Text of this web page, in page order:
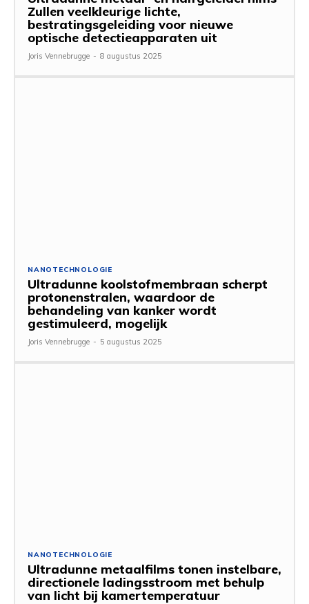
Zullen veelkleurige lichte,
bestratingsgeleiding voor nieuwe
optische detectieapparaten uit
Joris Vennebrugge - 8 augustus 2025
NANOTECHNOLOGIE
Ultradunne koolstofmembraan scherpt
protonenstralen, waardoor de
behandeling van kanker wordt
gestimuleerd, mogelijk
Joris Vennebrugge - 5 augustus 2025
NANOTECHNOLOGIE
Ultradunne metaalfilms tonen instelbare,
directionele ladingsstroom met behulp
van licht bij kamertemperatuur